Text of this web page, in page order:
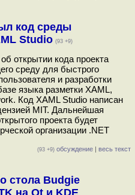
код среды
Studio (93 +9)
открытии кода проекта
среду для быстрого
и разработки
языка разметки XAML,
Код XAML Studio написан
MIT. Дальнейшая
проекта будет
организации .NET
(93 +9) обсуждение | весь текст
стола Budgie
на Qt и KDE